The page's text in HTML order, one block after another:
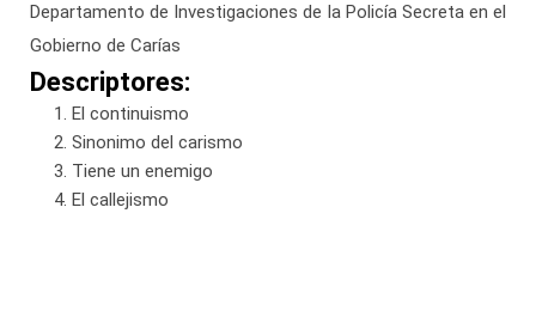
Departamento de Investigaciones de la Policía Secreta en el
Gobierno de Carías
Descriptores:
El continuismo
Sinonimo del carismo
Tiene un enemigo
El callejismo